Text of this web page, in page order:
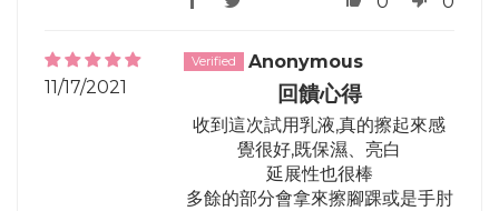
11/17/2021
Anonymous
回饋心得
收到這次試用乳液,真的擦起來感
覺很好,既保濕、亮白
延展性也很棒
多餘的部分會拿來擦腳踝或是手肘